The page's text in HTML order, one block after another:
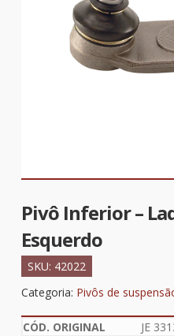
Pivô Inferior –
Esquerdo
SKU: 42022
Categoria: Pivôs de
JE